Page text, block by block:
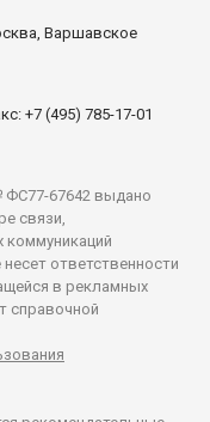
, Варшавское
+7 (495) 785-17-01
67642 выдано
связи,
коммуникаций
ответственности
в рекламных
справочной